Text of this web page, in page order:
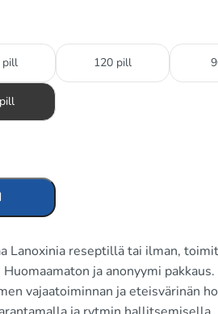
pill 120 pill
Lanoxinia reseptillä tai ilman,
ja anonyymi pakkaus.
vajaatoiminnan ja eteisvärinän